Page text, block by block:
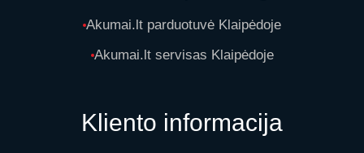
Akumai.lt parduotuvė Klaipėdoje
Akumai.lt servisas Klaipėdoje
Kliento informacija